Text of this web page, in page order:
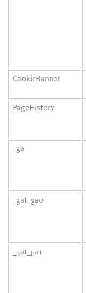
CookieBanner
PageHistory
_ga
_gat_ga0
_gat_ga1